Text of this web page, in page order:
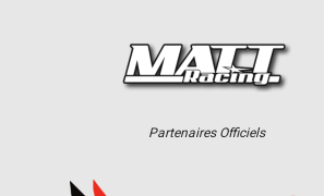
Partenaires Officiels